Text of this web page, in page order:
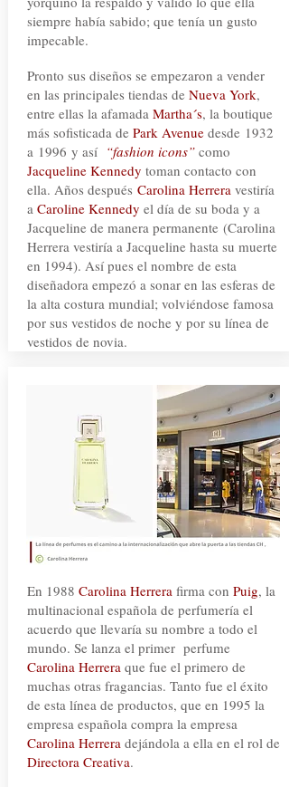
siempre había sabido; que tenía un gusto
impecable.
Pronto sus diseños se empezaron a vender
en las principales tiendas de Nueva York,
entre ellas la afamada Martha´s, la boutique
más sofisticada de Park Avenuedesde 1932
a 1996 y así “fashion icons”como
Jacqueline Kennedy toman contacto con
ella. Años después Carolina Herreravestiría
a Caroline Kennedy el día de su boda y a
Jacqueline de manera permanente (Carolina
Herrera vestiría a Jacqueline hasta su muerte
en 1994). Así pues el nombre de esta
diseñadora empezó a sonar en las esferas de
la alta costura mundial; volviéndose famosa
por sus vestidos de noche y por su línea de
vestidos de novia.
En 1988 Carolina Herrerafirma con Puig, la
multinacional española de perfumería el
acuerdo que llevaría su nombre a todo el
mundo. Se lanza el primer perfume
Carolina Herreraque fue el primero de
muchas otras fragancias. Tanto fue el éxito
de esta línea de productos, que en 1995 la
empresa española compra la empresa
Carolina Herreradejándola a ella en el rol de
Directora Creativa.